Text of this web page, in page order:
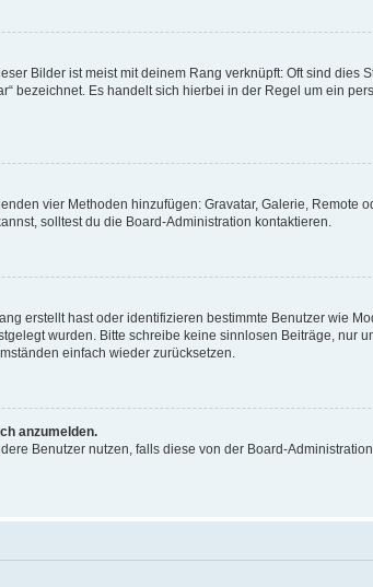
Bilder ist meist mit deinem Rang verknüpft: Oft sind dies
bezeichnet. Es handelt sich hierbei in der Regel um ein
vier Methoden hinzufügen: Gravatar, Galerie, Remote
solltest du die Board-Administration kontaktieren.
erstellt hast oder identifizieren bestimmte Benutzer wie
wurden. Bitte schreibe keine sinnlosen Beiträge, nur
einfach wieder zurücksetzen.
anzumelden.
Benutzer nutzen, falls diese von der Board-